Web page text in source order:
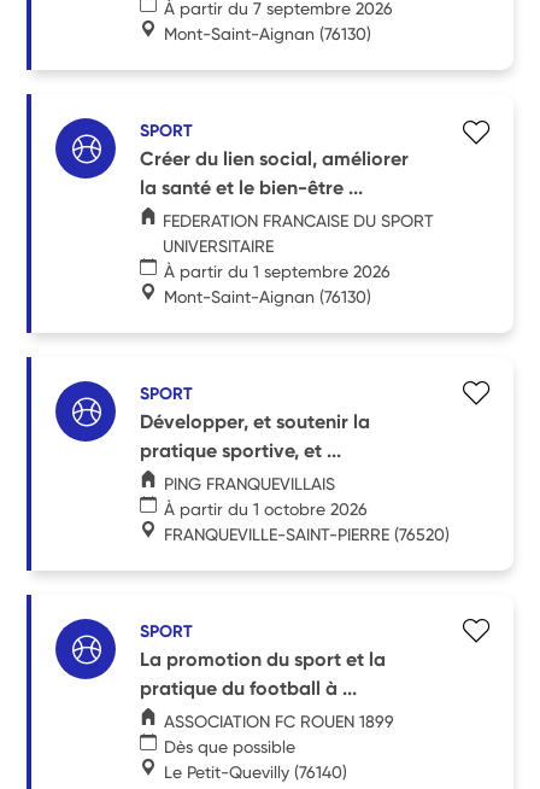
À partir du 7 septembre 2026
Mont-Saint-Aignan (76130)
SPORT
Créer du lien social, améliorer
la santé et le bien-être ...
FEDERATION FRANCAISE DU SPORT
UNIVERSITAIRE
À partir du 1 septembre 2026
Mont-Saint-Aignan (76130)
SPORT
Développer, et soutenir la
pratique sportive, et ...
PING FRANQUEVILLAIS
À partir du 1 octobre 2026
FRANQUEVILLE-SAINT-PIERRE (76520)
SPORT
La promotion du sport et la
pratique du football à ...
ASSOCIATION FC ROUEN 1899
Dès que possible
Le Petit-Quevilly (76140)